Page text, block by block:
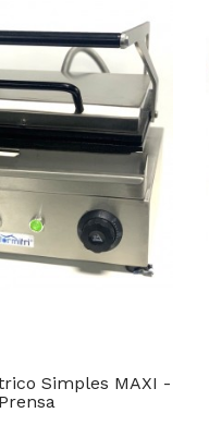
Simples MAXI -
Prensa